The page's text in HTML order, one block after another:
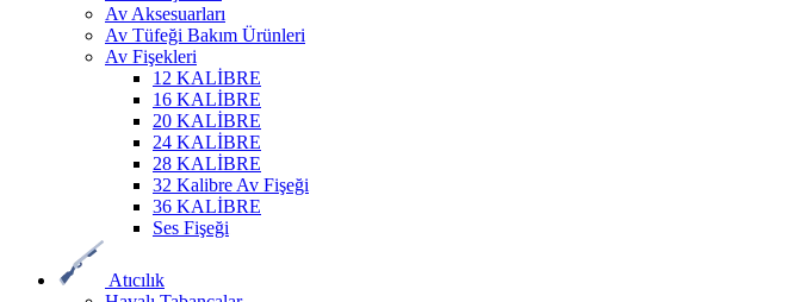
Av Aksesuarları
Av Tüfeği Bakım Ürünleri
Av Fişekleri
12 KALİBRE
16 KALİBRE
20 KALİBRE
24 KALİBRE
28 KALİBRE
32 Kalibre Av Fişeği
36 KALİBRE
Ses Fişeği
Atıcılık